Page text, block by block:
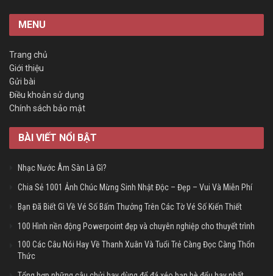
MENU
Trang chủ
Giới thiệu
Gửi bài
Điều khoản sử dụng
Chính sách bảo mật
BÀI VIẾT NỔI BẬT
Nhạc Nước Âm Sàn Là Gì?
Chia Sẻ 1001 Ảnh Chúc Mừng Sinh Nhật Độc – Đẹp – Vui Và Miễn Phí
Bạn Đã Biết Gì Về Vé Số Bấm Thưởng Trên Các Tờ Vé Số Kiến Thiết
100 Hình nền động Powerpoint đẹp và chuyên nghiệp cho thuyết trình
100 Các Câu Nói Hay Về Thanh Xuân Và Tuổi Trẻ Càng Đọc Càng Thổn
Thức